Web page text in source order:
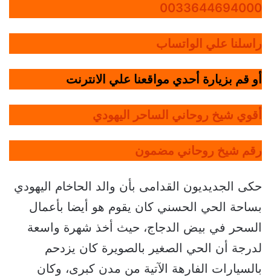
0033644694000
راسلنا علي الواتساب
أو قم بزيارة أحدي مواقعنا علي الانترنت
أقوي شيخ روحاني الساحر اليهودي
رقم شيخ روحاني مضمون
حكى الجديديون القدامى بأن والد الحاخام اليهودي
بساحة الحي الحسني كان يقوم هو أيضا بأعمال
السحر في بيض الدجاج، حيث أخذ شهرة واسعة
لدرجة أن الحي الصغير بالصويرة كان يزدحم
بالسيارات الفارهة الآتية من مدن كبرى، وكان